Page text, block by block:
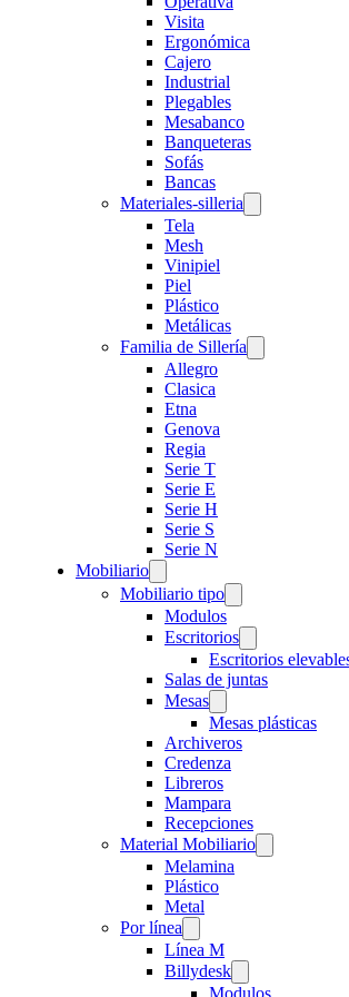
Visita
Ergonómica
Cajero
Industrial
Plegables
Mesabanco
Banqueteras
Sofás
Bancas
Materiales-silleria
Tela
Mesh
Vinipiel
Piel
Plástico
Metálicas
Familia de Sillería
Allegro
Clasica
Etna
Genova
Regia
Serie T
Serie E
Serie H
Serie S
Serie N
Mobiliario
Mobiliario tipo
Modulos
Escritorios
Escritorios
Salas de juntas
Mesas
Mesas plásticas
Archiveros
Credenza
Libreros
Mampara
Recepciones
Material Mobiliario
Melamina
Plástico
Metal
Por línea
Línea M
Billydesk
Modulos